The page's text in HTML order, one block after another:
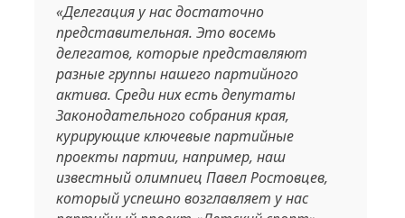
«Делегация у нас достаточно
представительная. Это восемь
делегатов, которые представляют
разные группы нашего партийного
актива. Среди них есть депутаты
Законодательного собрания края,
курирующие ключевые партийные
проекты партии, например, наш
известный олимпиец Павел Ростовцев,
который успешно возглавляет у нас